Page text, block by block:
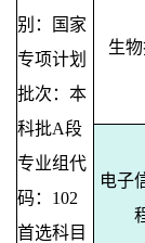
别：国家
专项计划
批次：本
科批A段
专业组代
码：102
首选科目
生
电子